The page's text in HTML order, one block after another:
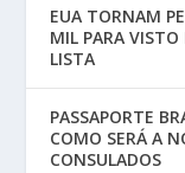
EUA TORNAM
MIL PARA VISTO
LISTA
PASSAPORTE
COMO SERÁ A
CONSULADOS